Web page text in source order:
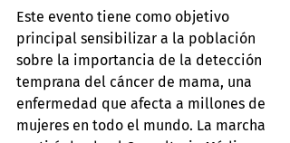
Este evento tiene como objetivo
principal sensibilizar a la población
sobre la importancia de la detección
temprana del cáncer de mama, una
enfermedad que afecta a millones de
mujeres en todo el mundo. La marcha